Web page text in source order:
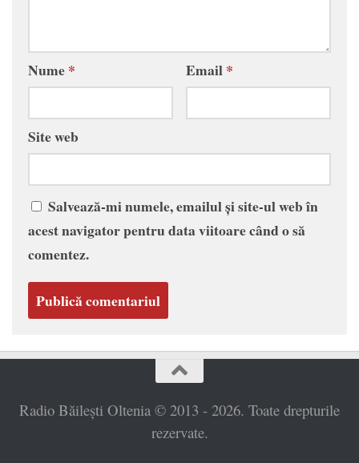
Nume* Email*
Site web
Salvează-mi numele, emailul și site-ul web în
acest navigator pentru data viitoare când o să
comentez.
Radio Băilești Oltenia © 2013 - 2026. Toate drepturile
rezervate.